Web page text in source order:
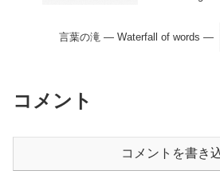
言葉の滝 — Waterfall of words —
コメント
コメントを書き